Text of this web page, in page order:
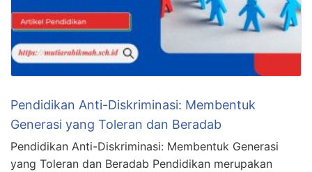
Pendidikan Anti-Diskriminasi: Membentuk
Generasi yang Toleran dan Beradab
Pendidikan Anti-Diskriminasi: Membentuk Generasi
yang Toleran dan Beradab Pendidikan merupakan